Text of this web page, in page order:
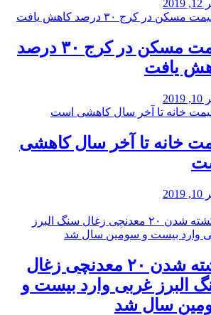
️قیمت مسکن در کرج ۳۰ درصد
یافت
خانه تا آخر سال کاهشی
کشته شدن ۲۰ معدنچی زغال
البرز غربی وارد بیست و
سال شد